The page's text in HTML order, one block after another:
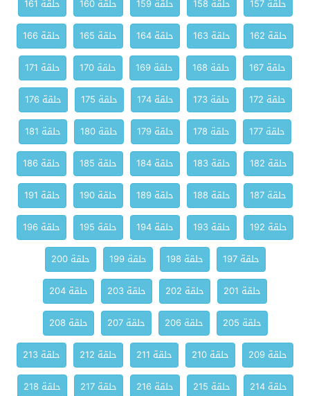
حلقة 157 حلقة 158 حلقة 159 حلقة 160
حلقة 161
حلقة 162
حلقة 163 حلقة 164 حلقة 165
حلقة 166
حلقة 167
حلقة 168 حلقة 169 حلقة 170
حلقة 171
حلقة 172
حلقة 173 حلقة 174 حلقة 175
حلقة 176
حلقة 177
حلقة 178 حلقة 179 حلقة 180
حلقة 181
حلقة 182
حلقة 183 حلقة 184 حلقة 185
حلقة 186
حلقة 187
حلقة 188 حلقة 189 حلقة 190
حلقة 191
حلقة 192
حلقة 193 حلقة 194 حلقة 195
حلقة 196
حلقة 197
حلقة 198 حلقة 199
حلقة 200
حلقة 201
حلقة 202 حلقة 203
حلقة 204
حلقة 205
حلقة 206 حلقة 207
حلقة 208
حلقة 209
حلقة 210 حلقة 211 حلقة 212
حلقة 213
حلقة 214
حلقة 215 حلقة 216 حلقة 217
حلقة 218